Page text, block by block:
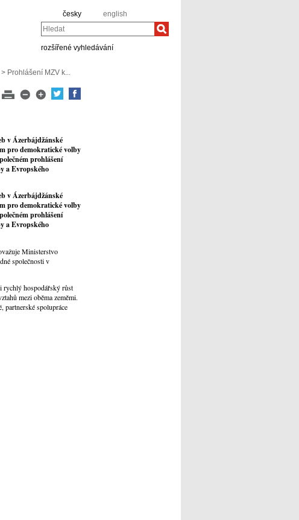
česky english
Hledat
rozšířené vyhledávání
> Prohlášení MZV k...
v Ázerbájdžánské
pro demokratické volby
prohlášení
a Evropského
v Ázerbájdžánské
pro demokratické volby
prohlášení
a Evropského
Ministerstvo
společnosti v
rychlý hospodářský růst
mezi oběma zeměmi.
partnerské spolupráce